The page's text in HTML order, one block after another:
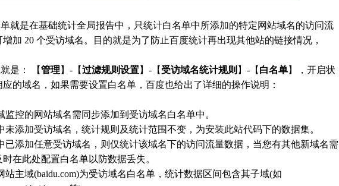
就是在基础统计全局报告中，只统计白名单中所添加的特定网站域名的访问流
加 20 个受访域名。目的就是为了防止百度统计再出现其他站的链接情况，
是： 【管理 】-【过滤规则设置】-【 受访域名统计规则 】-【 白名单】，开启状
的域名，如果需要设置白名单，百度也给出了详细的操作说明：
监控的网站域名需同步添加到受访域名白名单中。
未添加受访域名，统计规则及统计范围不变，为安装此站代码下的数据集。
已添加任意受访域名，则仅统计该域名下的访问流量数据，当您有其他新域名需
在此处配置白名单以防数据丢失。
站主域(baidu.com)为受访域名白名单，统计数据区间包含其子域(如